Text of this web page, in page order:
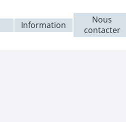
Information
Nous
contacter